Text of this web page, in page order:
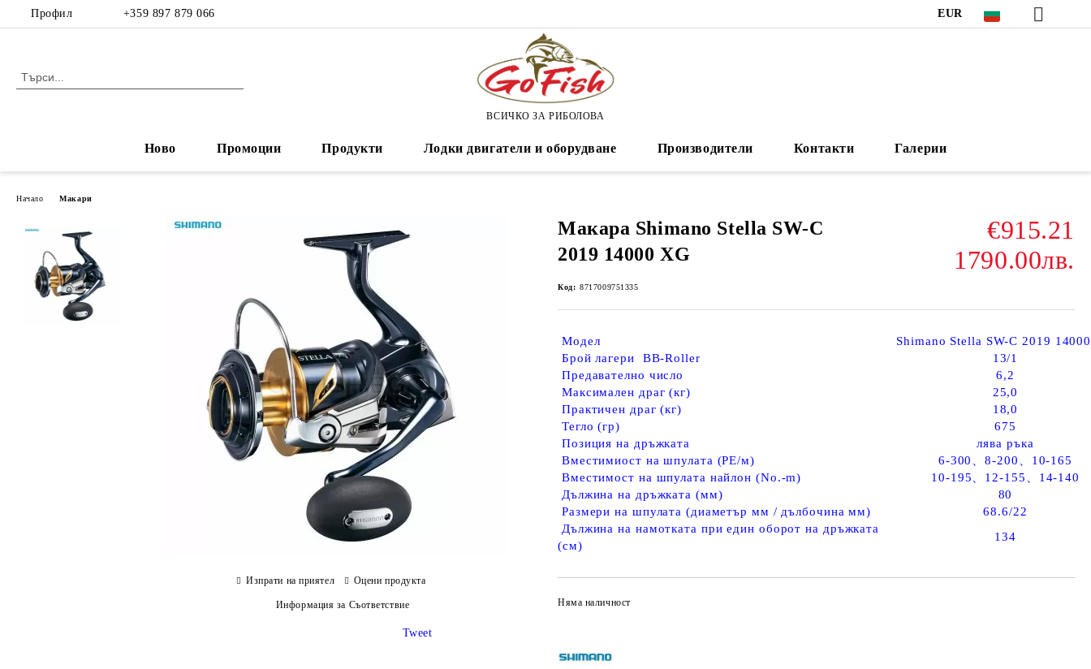
Профил +359 897 879 066 EUR
ВСИЧКО ЗА РИБОЛОВА
Ново Промоции Продукти Лодки двигатели и оборудване Производители Контакти Галерии
Начало Макари
Макара Shimano Stella SW-C
2019 14000 XG
€915.21
1790.00лв.
Код: 8717009751335
Модел
Shimano Stella SW-C 2019
Брой лагери BB-Roller
13/1
Предавателно число
6,2
Максимален драг (кг)
25,0
Практичен драг (кг)
18,0
Тегло (гр)
675
Позиция на дръжката
лява ръка
Вместимиост на шпулата (PE/м)
6-300、8-200、10-165
Вместимост на шпулата найлон (No.-m)
10-195、12-155、14-140
Дължина на дръжката (мм)
80
Размери на шпулата (диаметър мм / дълбочина мм)
68.6/22
Дължина на намотката при един оборот на дръжката
(см)
134
Няма наличност
Изпрати на приятел Оцени продукта
Информация за Съответствие
Tweet